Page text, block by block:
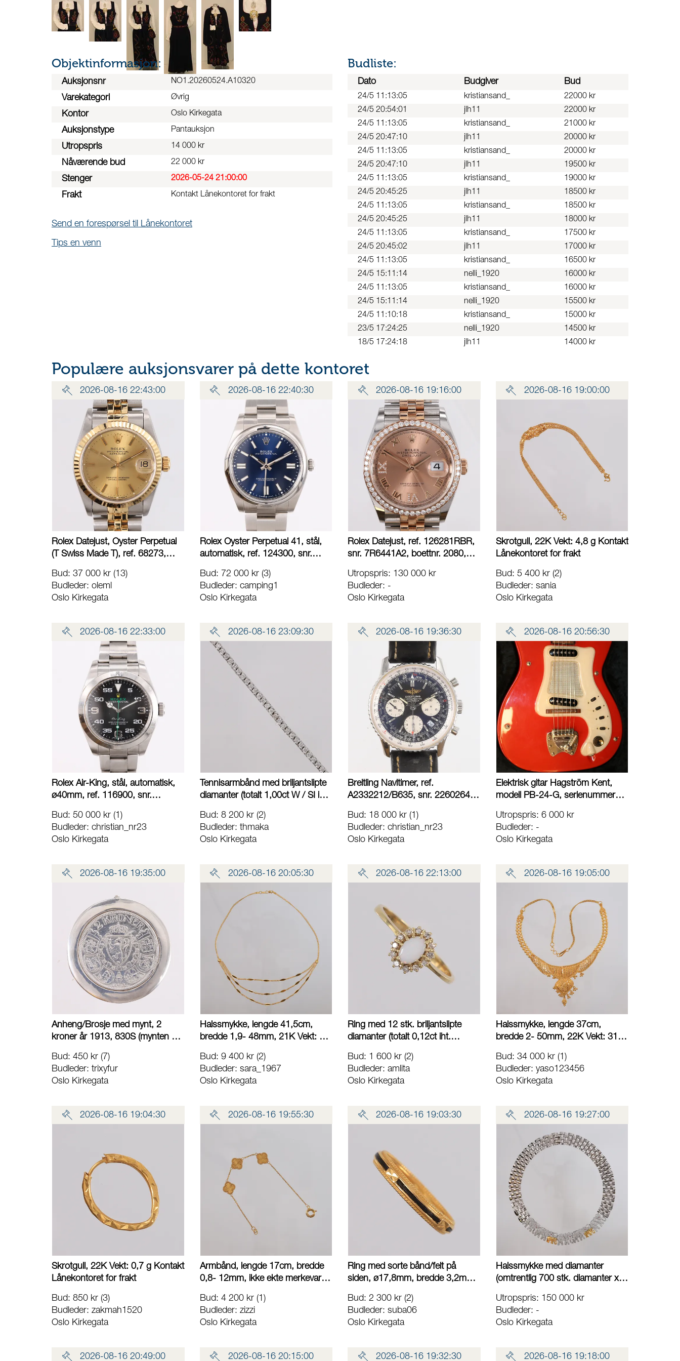
Objektinformasjon:
Auksjonsnr NO1.20260524.A10320
Varekategori Øvrig
Kontor Oslo Kirkegata
Auksjonstype Pantauksjon
Utropspris 14 000 kr
Nåværende bud 22 000 kr
Stenger 2026-05-24 21:00:00
Frakt Kontakt Lånekontoret for frakt
Send en forespørsel til Lånekontoret
Tips en venn
Budliste:
Dato Budgiver Bud
24/5 11:13:05 kristiansand_
22000 kr
24/5 20:54:01
jlh11
22000 kr
24/5 11:13:05
kristiansand_
21000 kr
24/5 20:47:10
jlh11
20000 kr
24/5 11:13:05
kristiansand_
20000 kr
24/5 20:47:10
jlh11
19500 kr
24/5 11:13:05
kristiansand_
19000 kr
24/5 20:45:25
jlh11
18500 kr
24/5 11:13:05
kristiansand_
18500 kr
24/5 20:45:25
jlh11
18000 kr
24/5 11:13:05
kristiansand_
17500 kr
24/5 20:45:02
jlh11
17000 kr
24/5 11:13:05
kristiansand_
16500 kr
24/5 15:11:14
nelli_1920
16000 kr
24/5 11:13:05
kristiansand_
16000 kr
24/5 15:11:14
nelli_1920
15500 kr
24/5 11:10:18
kristiansand_
15000 kr
23/5 17:24:25
nelli_1920
14500 kr
18/5 17:24:18
jlh11 14000 kr
Populære auksjonsvarer på dette kontoret
2026-08-16 22:43:00
Rolex Datejust, Oyster Perpetual
(T Swiss Made T), ref. 68273,
champagnefarget urskive,
Jubilee-lenke, lenken har ref.
62523, safirglass, med boks,
manualer og chronometer-
sertifikat Kontakt Lånekontoret for
Bud: 37 000 kr (13)
Budleder: oleml
Oslo Kirkegata
2026-08-16 22:40:30
Rolex Oyster Perpetual 41, stål,
automatisk, ref. 124300, snr.
2550, urverk 649746KO,
ø41mm, blå urskive, safirglass,
med boks, ytterboks, manualer,
tollpapirer og sertifikat (kjøpt
24.09.2024) Kontakt
Lånekontoret for frakt
Bud: 72 000 kr (3)
Budleder: camping1
Oslo Kirkegata
2026-08-16 19:16:00
Rolex Datejust, ref. 126281RBR,
snr. 7R6441A2, boettnr. 2080,
ø36mm, stål/roségull, rosa
urskive, diamantbezel, med fem
løse/ekstra lenkebiter, transport-
manualer, sertifikat (kjøpt
04.09.2020), boks og skadet
yttereske Kontakt Lånekontoret
Utropspris: 130 000 kr
Budleder: -
Oslo Kirkegata
2026-08-16 19:00:00
Skrotgull, 22K Vekt: 4,8 g Kontakt
Lånekontoret for frakt
Bud: 5 400 kr (2)
Budleder: sania
Oslo Kirkegata
2026-08-16 22:33:00
Rolex Air-King, stål, automatisk,
ø40mm, ref. 116900, snr.
3131, urverk 613231X5, sort
urskive, noe bruksslitasje, med
boks, manual, tag, sertifikat og
28.08.2018) Kontakt
Lånekontoret for frakt
Bud: 50 000 kr (1)
Budleder: christian_nr23
Oslo Kirkegata
2026-08-16 23:09:30
Tennisarmbånd med briljantslipte
diamanter (totalt 1,00ct W / SI iht.
1,7g, hvitt gull, 14K, bruttovekt
5,7g, diamantsertifikat og
kvittering medfølger Kontakt
Bud: 8 200 kr (2)
Budleder: thmaka
Oslo Kirkegata
2026-08-16 19:36:30
Breitling Navitimer, ref.
A2332212/B635, snr. 2260264,
kronograf, slitasje på lær-rem,
klokken trenger service,
kronografviseren er løs, med
boks (slitt), ytterboks (slitt),
sertifikat (kjøpt New York,
Lånekontoret for frakt
Bud: 18 000 kr (1)
Budleder: christian_nr23
Oslo Kirkegata
2026-08-16 20:56:30
Elektrisk gitar Hagström Kent,
modell PB-24-G, serienummer
1962, made in Sweden,
kryssfinér, 22 bånd, 2 x Hagström
single-coil, originalt Hagström
tverrgående alderssprekk/rynke i
akryl og vinyl, med Peavey
Lånekontoret for frakt
Utropspris: 6 000 kr
Budleder: -
Oslo Kirkegata
2026-08-16 19:35:00
Anheng/Brosje med mynt, 2
kroner år 1913, 830S (mynten er
Kontakt Lånekontoret for frakt
Bud: 450 kr (7)
Budleder: trixyfur
Oslo Kirkegata
2026-08-16 20:05:30
Halssmykke, lengde 41,5cm,
bredde 1,9- 48mm, 21K Vekt: 8,9
Bud: 9 400 kr (2)
Budleder: sara_1967
Oslo Kirkegata
2026-08-16 22:13:00
Ring med 12 stk. briljantslipte
diamanter (totalt 0,12ct iht.
ø17,9mm, bredde 1- 9,3mm,
14K, bruttovekt 2g Vekt: 0 g
Kontakt Lånekontoret for frakt
Bud: 1 600 kr (2)
Budleder: amlita
Oslo Kirkegata
2026-08-16 19:05:00
Halssmykke, lengde 37cm,
bredde 2- 50mm, 22K Vekt: 31,6
Bud: 34 000 kr (1)
Budleder: yaso123456
Oslo Kirkegata
2026-08-16 19:04:30
Skrotgull, 22K Vekt: 0,7 g Kontakt
Lånekontoret for frakt
Bud: 850 kr (3)
Budleder: zakmah1520
Oslo Kirkegata
2026-08-16 19:55:30
Armbånd, lengde 17cm, bredde
0,8- 12mm, ikke ekte merkevare,
Kontakt Lånekontoret for frakt
Bud: 4 200 kr (1)
Budleder: zizzi
Oslo Kirkegata
2026-08-16 19:03:30
Ring med sorte bånd/felt på
siden, ø17,8mm, bredde 3,2mm,
Lånekontoret for frakt
Bud: 2 300 kr (2)
Budleder: suba06
Oslo Kirkegata
2026-08-16 19:27:00
Halssmykke med diamanter
(omtrentlig 700 stk. diamanter x
farget, lengde ca. 28cm, bredde
18,8mm, 18K Vekt: 166,4 g
Kontakt Lånekontoret for frakt
Utropspris: 150 000 kr
Budleder: -
Oslo Kirkegata
2026-08-16 20:49:00 2026-08-16 20:15:00 2026-08-16 19:32:30 2026-08-16 19:18:00